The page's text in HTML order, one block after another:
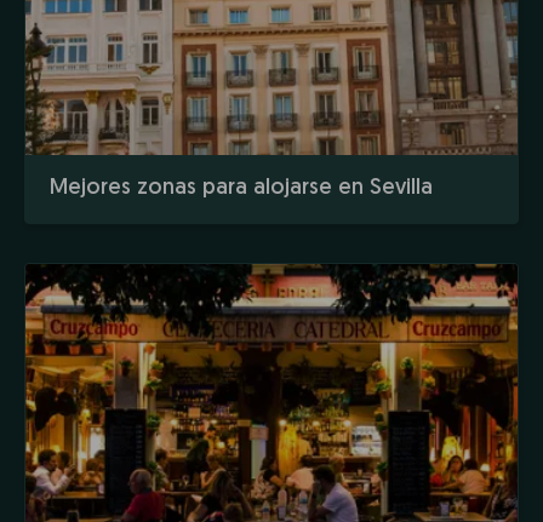
Mejores zonas para alojarse en Sevilla